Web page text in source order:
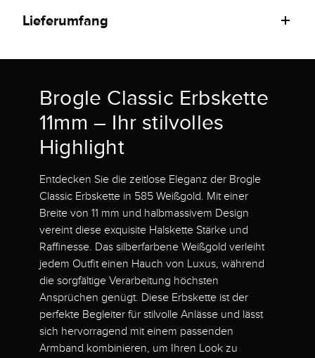
Lieferumfang
Brogle Classic Erbskette
11mm – Ihr stilvolles
Highlight
Entdecken Sie die zeitlose Eleganz der Brogle
Classic Erbskette in 585 Weißgold. Mit einer
Breite von 11 mm und halbmassivem Design
vereint diese exquisite Halskette Stärke und
Raffinesse. Das silberfarbene Weißgold verleiht
jedem Outfit einen Hauch von Luxus, während
die sorgfältige Verarbeitung höchsten
Ansprüchen genügt. Diese Erbskette ist der
perfekte Begleiter für stilvolle Anlässe und lässt
sich hervorragend mit einem passenden
Armband kombinieren, um Ihren Look zu